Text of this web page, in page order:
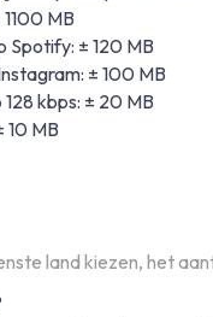
MB
Spotify: ± 120 MB
± 100 MB
kbps: ± 20 MB
MB
land kiezen, het